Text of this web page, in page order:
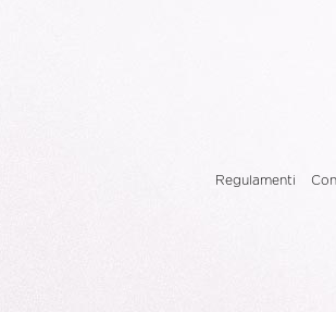
Regulamenti